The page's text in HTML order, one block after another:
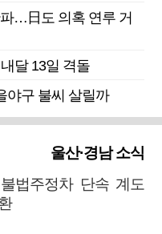
파…日도 의혹 연루 거
달 13일 격돌
야구 불씨 살릴까
울산·경남 소식
법주정차 단속 계도